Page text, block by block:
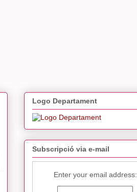
Logo Departament
Subscripció via e-mail
Enter your email address: